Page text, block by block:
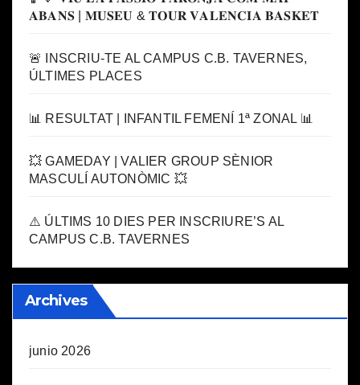
𝐀𝐁𝐀𝐍𝐒 | 𝐌𝐔𝐒𝐄𝐔 & 𝐓𝐎𝐔𝐑 𝐕𝐀𝐋𝐄𝐍𝐂𝐈𝐀 𝐁𝐀𝐒𝐊𝐄𝐓
🚨 INSCRIU-TE AL CAMPUS C.B. TAVERNES,
ÚLTIMES PLACES
📊 RESULTAT | INFANTIL FEMENÍ 1ª ZONAL 📊
💥 GAMEDAY | VALIER GROUP SÈNIOR
MASCULÍ AUTONÒMIC 💥
⚠️ ÚLTIMS 10 DIES PER INSCRIURE’S AL
CAMPUS C.B. TAVERNES
Archives
junio 2026